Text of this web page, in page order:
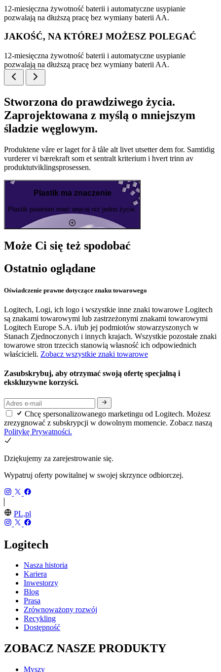
12-miesięczna żywotność baterii i automatyczne usypianie
pozwalają na dłuższą pracę bez wymiany baterii AA.
JAKOŚĆ, NA KTÓREJ MOŻESZ POLEGAĆ
12-miesięczna żywotność baterii i automatyczne usypianie
pozwalają na dłuższą pracę bez wymiany baterii AA.
Stworzona do prawdziwego życia.
Zaprojektowana z myślą o mniejszym
śladzie węglowym.
Produktene våre er laget for å tåle alt livet utsetter dem for. Samtidig
vurderer vi bærekraft som et sentralt kriterium i hvert trinn av
produktutviklingsprosessen.
Plastik ma znaczenie
Plastik powinien mieć więcej niż jedno życie.
Może Ci się też spodobać
Ostatnio oglądane
Oświadczenie prawne dotyczące znaku towarowego
Logitech, Logi, ich logo i wszystkie inne znaki towarowe Logitech
są znakami towarowymi lub zastrzeżonymi znakami towarowymi
Logitech Europe S.A. i/lub jej podmiotów stowarzyszonych w
Stanach Zjednoczonych i innych krajach. Wszystkie pozostałe znaki
towarowe stron trzecich stanowią własność ich odpowiednich
właścicieli. Zobacz wszystkie znaki towarowe
Zasubskrybuj, aby otrzymać swoją ofertę specjalną i
ekskluzywne korzyści.
Chcę spersonalizowanego marketingu od Logitech. Możesz
zrezygnować z subskrypcji w dowolnym momencie. Zobacz naszą
Politykę Prywatności.
Dziękujemy za zarejestrowanie się.
Wypatruj oferty powitalnej w swojej skrzynce odbiorczej.
PL,pl
Logitech
Nasza historia
Kariera
Inwestorzy
Blog
Prasa
Zrównoważony rozwój
Recykling
Dostępność
ZOBACZ NASZE PRODUKTY
Myszy